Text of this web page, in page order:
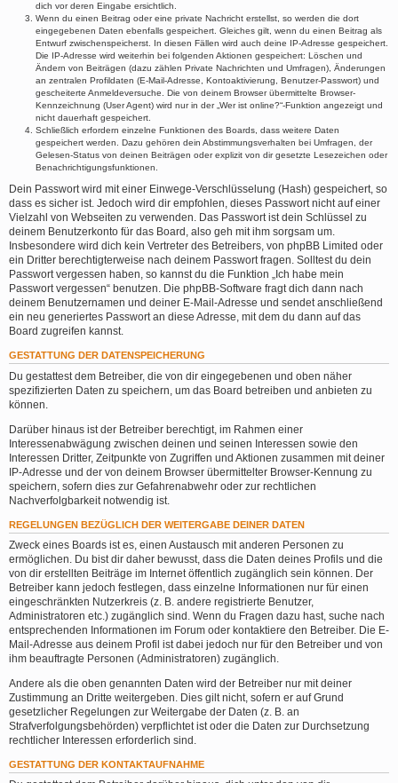
dich vor deren Eingabe ersichtlich.
Wenn du einen Beitrag oder eine private Nachricht erstellst, so werden die dort
eingegebenen Daten ebenfalls gespeichert. Gleiches gilt, wenn du einen Beitrag als
Entwurf zwischenspeicherst. In diesen Fällen wird auch deine IP-Adresse gespeichert.
Die IP-Adresse wird weiterhin bei folgenden Aktionen gespeichert: Löschen und
Ändern von Beiträgen (dazu zählen Private Nachrichten und Umfragen), Änderungen
an zentralen Profildaten (E-Mail-Adresse, Kontoaktivierung, Benutzer-Passwort) und
gescheiterte Anmeldeversuche. Die von deinem Browser übermittelte Browser-
Kennzeichnung (User Agent) wird nur in der „Wer ist online?“-Funktion angezeigt und
nicht dauerhaft gespeichert.
Schließlich erfordern einzelne Funktionen des Boards, dass weitere Daten
gespeichert werden. Dazu gehören dein Abstimmungsverhalten bei Umfragen, der
Gelesen-Status von deinen Beiträgen oder explizit von dir gesetzte Lesezeichen oder
Benachrichtigungsfunktionen.
Dein Passwort wird mit einer Einwege-Verschlüsselung (Hash) gespeichert, so
dass es sicher ist. Jedoch wird dir empfohlen, dieses Passwort nicht auf einer
Vielzahl von Webseiten zu verwenden. Das Passwort ist dein Schlüssel zu
deinem Benutzerkonto für das Board, also geh mit ihm sorgsam um.
Insbesondere wird dich kein Vertreter des Betreibers, von phpBB Limited oder
ein Dritter berechtigterweise nach deinem Passwort fragen. Solltest du dein
Passwort vergessen haben, so kannst du die Funktion „Ich habe mein
Passwort vergessen“ benutzen. Die phpBB-Software fragt dich dann nach
deinem Benutzernamen und deiner E-Mail-Adresse und sendet anschließend
ein neu generiertes Passwort an diese Adresse, mit dem du dann auf das
Board zugreifen kannst.
GESTATTUNG DER DATENSPEICHERUNG
Du gestattest dem Betreiber, die von dir eingegebenen und oben näher
spezifizierten Daten zu speichern, um das Board betreiben und anbieten zu
können.
Darüber hinaus ist der Betreiber berechtigt, im Rahmen einer
Interessenabwägung zwischen deinen und seinen Interessen sowie den
Interessen Dritter, Zeitpunkte von Zugriffen und Aktionen zusammen mit deiner
IP-Adresse und der von deinem Browser übermittelter Browser-Kennung zu
speichern, sofern dies zur Gefahrenabwehr oder zur rechtlichen
Nachverfolgbarkeit notwendig ist.
REGELUNGEN BEZÜGLICH DER WEITERGABE DEINER DATEN
Zweck eines Boards ist es, einen Austausch mit anderen Personen zu
ermöglichen. Du bist dir daher bewusst, dass die Daten deines Profils und die
von dir erstellten Beiträge im Internet öffentlich zugänglich sein können. Der
Betreiber kann jedoch festlegen, dass einzelne Informationen nur für einen
eingeschränkten Nutzerkreis (z. B. andere registrierte Benutzer,
Administratoren etc.) zugänglich sind. Wenn du Fragen dazu hast, suche nach
entsprechenden Informationen im Forum oder kontaktiere den Betreiber. Die E-
Mail-Adresse aus deinem Profil ist dabei jedoch nur für den Betreiber und von
ihm beauftragte Personen (Administratoren) zugänglich.
Andere als die oben genannten Daten wird der Betreiber nur mit deiner
Zustimmung an Dritte weitergeben. Dies gilt nicht, sofern er auf Grund
gesetzlicher Regelungen zur Weitergabe der Daten (z. B. an
Strafverfolgungsbehörden) verpflichtet ist oder die Daten zur Durchsetzung
rechtlicher Interessen erforderlich sind.
GESTATTUNG DER KONTAKTAUFNAHME